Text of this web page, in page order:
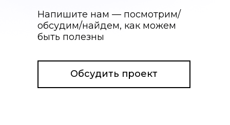
Напишите нам — посмотрим/
обсудим/найдем, как можем
быть полезны
Обсудить проект